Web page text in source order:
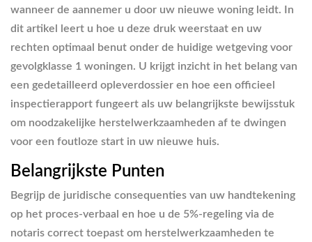
wanneer de aannemer u door uw nieuwe woning leidt. In
dit artikel leert u hoe u deze druk weerstaat en uw
rechten optimaal benut onder de huidige wetgeving voor
gevolgklasse 1 woningen. U krijgt inzicht in het belang van
een gedetailleerd opleverdossier en hoe een officieel
inspectierapport fungeert als uw belangrijkste bewijsstuk
om noodzakelijke herstelwerkzaamheden af te dwingen
voor een foutloze start in uw nieuwe huis.
Belangrijkste Punten
Begrijp de juridische consequenties van uw handtekening
op het proces-verbaal en hoe u de 5%-regeling via de
notaris correct toepast om herstelwerkzaamheden te